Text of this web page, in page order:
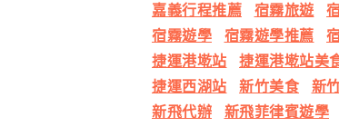
嘉義行程推薦
宿霧旅遊
宿霧遊學
宿霧遊學推薦
捷運港墘站
捷運港墘站美
捷運西湖站
新竹美食
新
新飛代辦
新飛菲律賓遊學